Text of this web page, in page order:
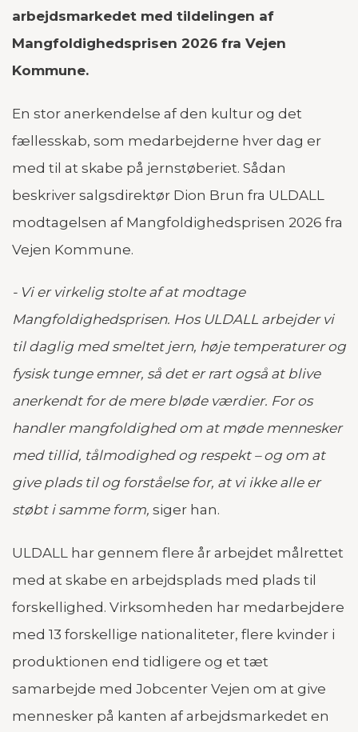
arbejdsmarkedet med tildelingen af
Mangfoldighedsprisen 2026 fra Vejen
Kommune.
En stor anerkendelse af den kultur og det
fællesskab, som medarbejderne hver dag er
med til at skabe på jernstøberiet. Sådan
beskriver salgsdirektør Dion Brun fra ULDALL
modtagelsen af Mangfoldighedsprisen 2026 fra
Vejen Kommune.
- Vi er virkelig stolte af at modtage
Mangfoldighedsprisen. Hos ULDALL arbejder vi
til daglig med smeltet jern, høje temperaturer og
fysisk tunge emner, så det er rart også at blive
anerkendt for de mere bløde værdier. For os
handler mangfoldighed om at møde mennesker
med tillid, tålmodighed og respekt – og om at
give plads til og forståelse for, at vi ikke alle er
støbt i samme form, siger han.
ULDALL har gennem flere år arbejdet målrettet
med at skabe en arbejdsplads med plads til
forskellighed. Virksomheden har medarbejdere
med 13 forskellige nationaliteter, flere kvinder i
produktionen end tidligere og et tæt
samarbejde med Jobcenter Vejen om at give
mennesker på kanten af arbejdsmarkedet en